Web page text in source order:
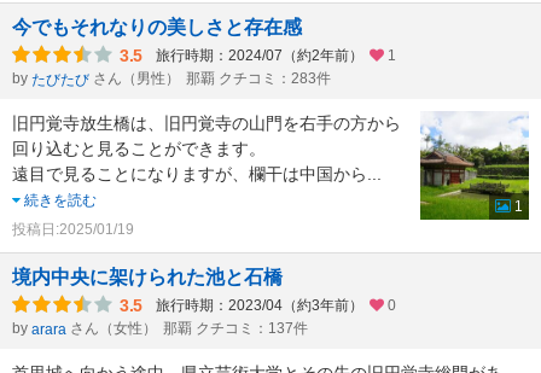
今でもそれなりの美しさと存在感
3.5 旅行時期：2024/07（約2年前）
1
by たびたび さん（男性） 那覇 クチコミ：283件
旧円覚寺放生橋は、旧円覚寺の山門を右手の方から
回り込むと見ることができます。
遠目で見ることになりますが、欄干は中国から
続きを読む
投稿日:2025/01/19
1
境内中央に架けられた池と石橋
3.5 旅行時期：2023/04（約3年前）
0
by arara さん（女性） 那覇 クチコミ：137件